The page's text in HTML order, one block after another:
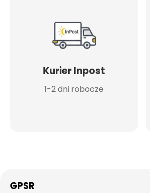
Kurier Inpost
1-2 dni robocze
GPSR